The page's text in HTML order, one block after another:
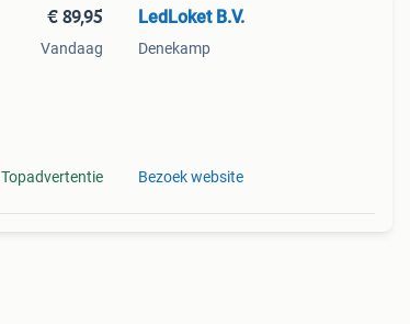
€ 89,95
Vandaag
Topadvertentie
LedLoket B.V.
Denekamp
Bezoek website